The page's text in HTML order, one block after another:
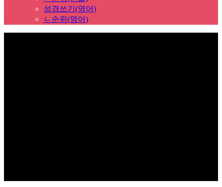
성경쓰기(영어)
ㄴ순위(영어)